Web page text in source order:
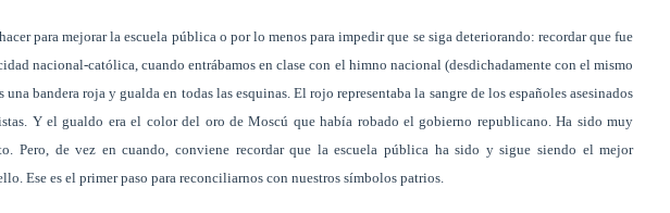
para mejorar la escuela pública o por lo menos para impedir que se siga deteriorando: recordar que fue
nacional-católica, cuando entrábamos en clase con el himno nacional (desdichadamente con el mismo
bandera roja y gualda en todas las esquinas. El rojo representaba la sangre de los españoles asesinados
Y el gualdo era el color del oro de Moscú que había robado el gobierno republicano. Ha sido muy
Pero, de vez en cuando, conviene recordar que la escuela pública ha sido y sigue siendo el mejor
Ese es el primer paso para reconciliarnos con nuestros símbolos patrios.